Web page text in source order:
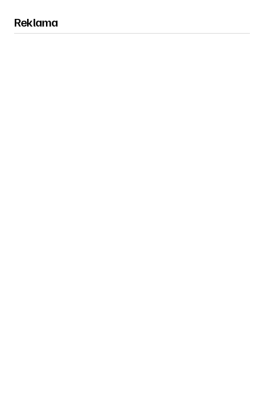
Reklama